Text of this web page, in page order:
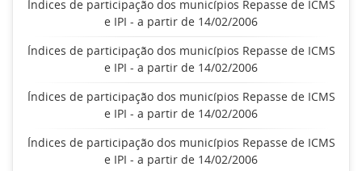
Índices de participação dos municípios Repasse de ICMS
e IPI - a partir de 14/02/2006
Índices de participação dos municípios Repasse de ICMS
e IPI - a partir de 14/02/2006
Índices de participação dos municípios Repasse de ICMS
e IPI - a partir de 14/02/2006
Índices de participação dos municípios Repasse de ICMS
e IPI - a partir de 14/02/2006